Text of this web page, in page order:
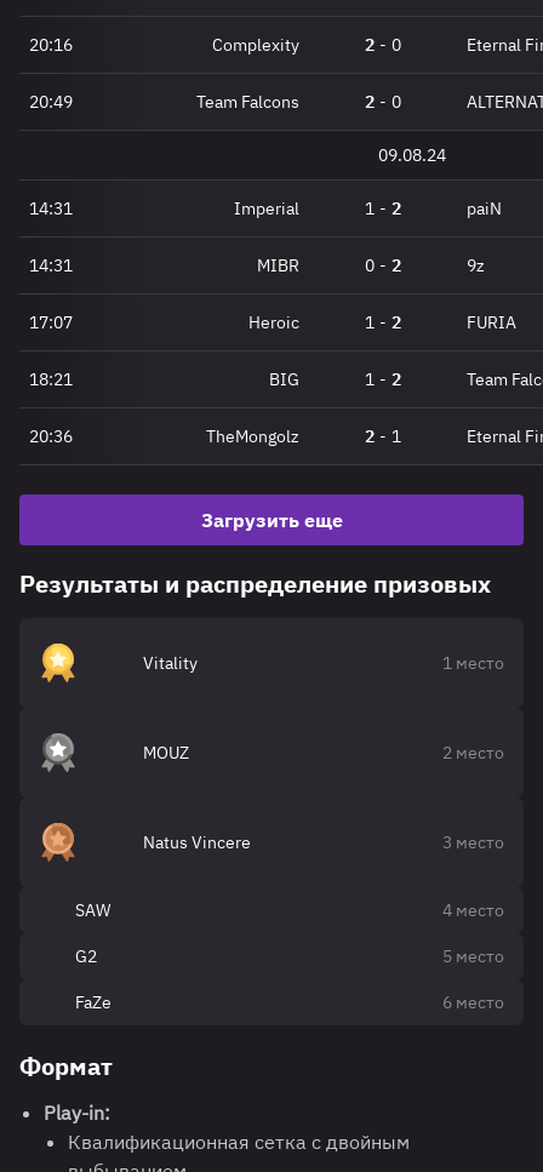
20:16 Complexity 2 - 0 Eternal
20:49 Team Falcons 2 - 0
09.08.24
14:31 Imperial 1 - 2 paiN
14:31 MIBR 0 - 2 9z
17:07 Heroic 1 - 2 FURIA
18:21 BIG 1 - 2 Team
20:36 TheMongolz 2 - 1 Eternal
Загрузить еще
Результаты и распределение призовых
Vitality 1 место
MOUZ 2 место
Natus Vincere 3 место
SAW 4 место
G2 5 место
FaZe 6 место
Формат
Play-in:
Квалификационная сетка с двойным